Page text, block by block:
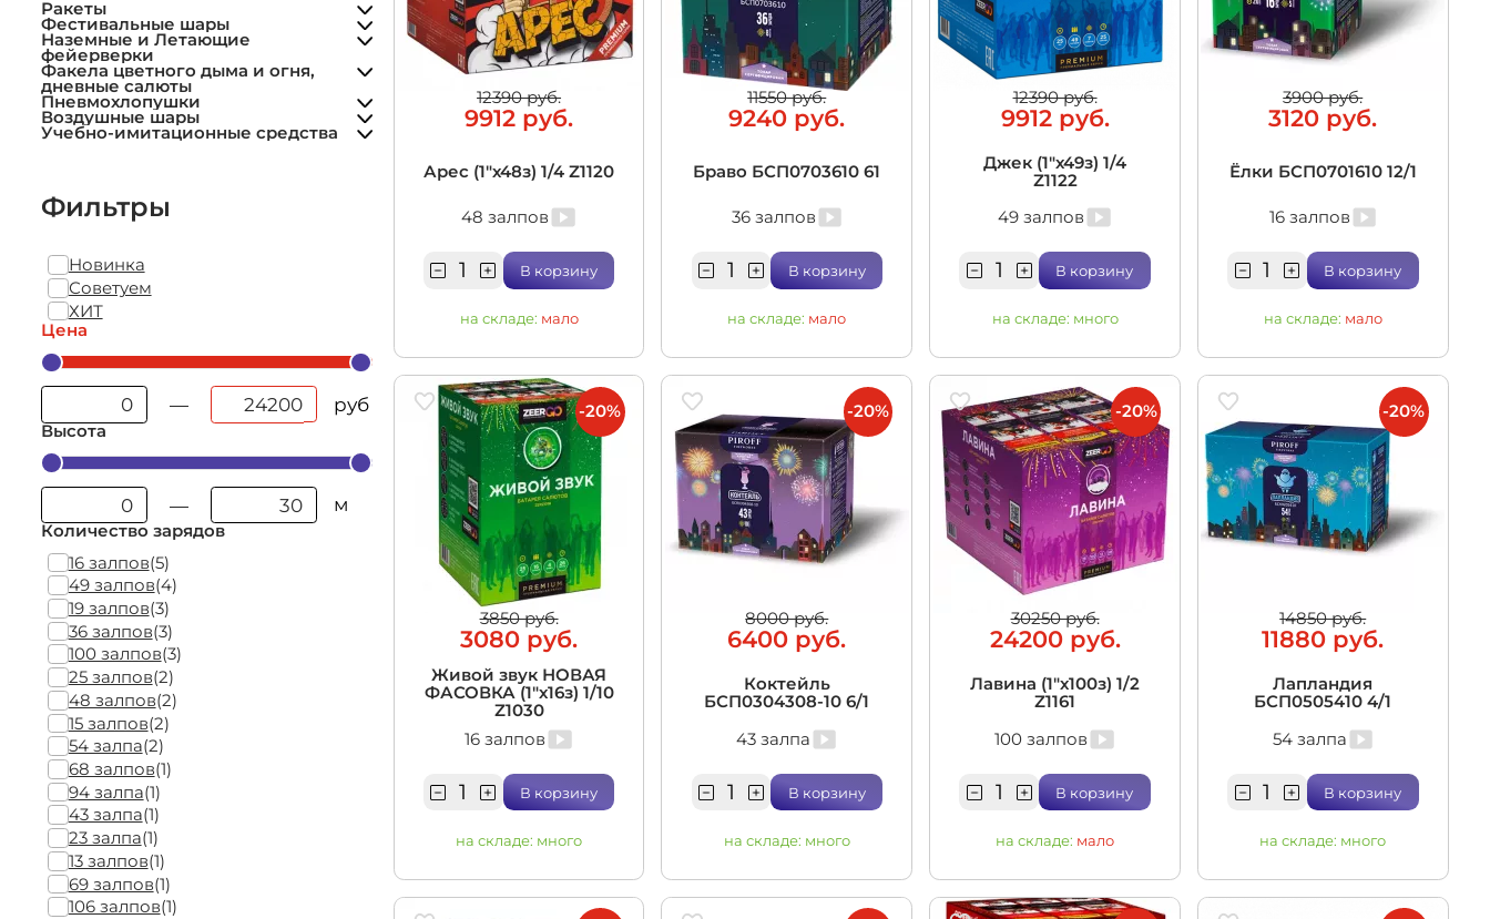
средства
Ракеты
Фестивальные шары
Наземные и Летающие
фейерверки
Летающие фейерверки
Факела цветного дыма и огня,
дневные салюты
Дневные фейерверки
Пиротехнические фонтаны
Цветной дым
Фонтаны для торта
Гендер пати
Пневмохлопушки
Воздушные шары
Фольгированные шары
Учебно-имитационные средства
Гранаты учебные
Фильтры
Новинка
Советуем
ХИТ
Цена
— руб
Высота
— м
Количество зарядов
16 залпов(5)
49 залпов(4)
19 залпов(3)
36 залпов(3)
100 залпов(3)
25 залпов(2)
48 залпов(2)
15 залпов(2)
54 залпа(2)
68 залпов(1)
94 залпа(1)
43 залпа(1)
23 залпа(1)
13 залпов(1)
69 залпов(1)
106 залпов(1)
12390 руб.
9912 руб.
Арес (1"х48з) 1/4 Z1120
48 залпов
В корзину
на складе: мало
11550 руб.
9240 руб.
Браво БСП0703610 61
36 залпов
В корзину
на складе: мало
12390 руб.
9912 руб.
Джек (1"х49з) 1/4
Z1122
49 залпов
В корзину
на складе: много
3900 руб.
3120 руб.
Ёлки БСП0701610 12/1
16 залпов
В корзину
на складе: мало
3850 руб.
3080 руб.
Живой звук НОВАЯ
ФАСОВКА (1"х16з) 1/10
Z1030
16 залпов
В корзину
на складе: много
-20%
8000 руб.
6400 руб.
Коктейль
БСП0304308-10 6/1
43 залпа
В корзину
на складе: много
-20%
30250 руб.
24200 руб.
Лавина (1"х100з) 1/2
Z1161
100 залпов
В корзину
на складе: мало
-20%
14850 руб.
11880 руб.
Лапландия
БСП0505410 4/1
54 залпа
В корзину
на складе: много
-20%